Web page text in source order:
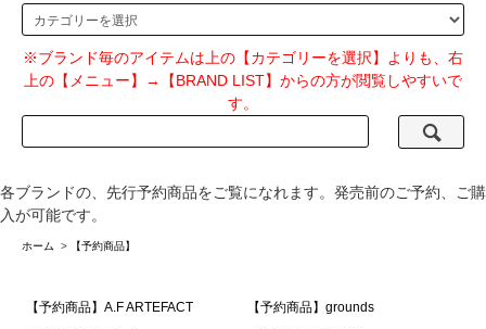
※ブランド毎のアイテムは上の【カテゴリーを選択】よりも、右
上の【メニュー】→【BRAND LIST】からの方が閲覧しやすいで
す。
各ブランドの、先行予約商品をご覧になれます。発売前のご予約、ご購
入が可能です。
ホーム > 【予約商品】
【予約商品】A.F ARTEFACT
【予約商品】grounds